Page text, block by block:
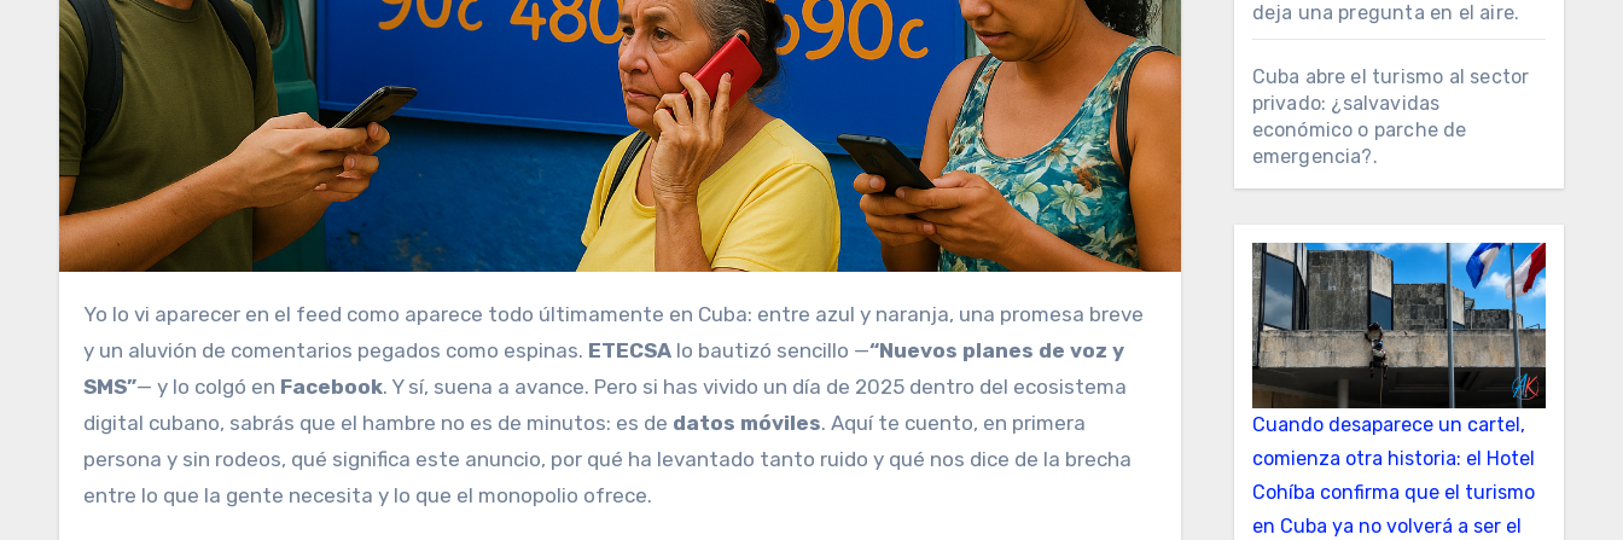
Yo lo vi aparecer en el feed como aparece todo últimamente en Cuba: entre azul y naranja, una promesa breve
y un aluvión de comentarios pegados como espinas. ETECSA lo bautizó sencillo —“Nuevos planes de voz y
SMS”— y lo colgó en Facebook. Y sí, suena a avance. Pero si has vivido un día de 2025 dentro del ecosistema
digital cubano, sabrás que el hambre no es de minutos: es de datos móviles. Aquí te cuento, en primera
persona y sin rodeos, qué significa este anuncio, por qué ha levantado tanto ruido y qué nos dice de la brecha
entre lo que la gente necesita y lo que el monopolio ofrece.
deja una pregunta en el aire.
Cuba abre el turismo al sector
privado: ¿salvavidas
económico o parche de
emergencia?.
Cuando desaparece un cartel,
comienza otra historia: el Hotel
Cohíba confirma que el turismo
en Cuba ya no volverá a ser el